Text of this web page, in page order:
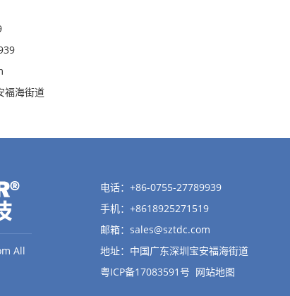
福海街道
All
电话：+86-0755-27789939
手机：+8618925271519
邮箱： sales@sztdc.com
地址：中国广东深圳宝安福海街道
粤ICP备17083591号 网站地图